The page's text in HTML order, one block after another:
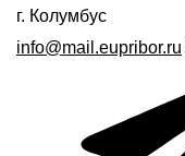
г. Колумбус
info@mail.eupribor.ru